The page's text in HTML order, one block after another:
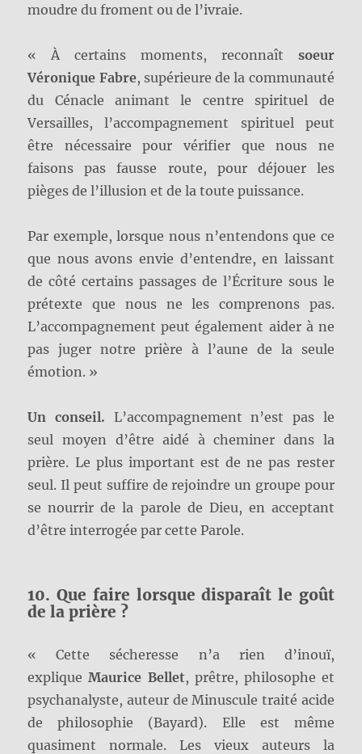
moudre du froment ou de l’ivraie.
« À certains moments, reconnaît soeur
Véronique Fabre, supérieure de la communauté
du Cénacle animant le centre spirituel de
Versailles, l’accompagnement spirituel peut
être nécessaire pour vérifier que nous ne
faisons pas fausse route, pour déjouer les
pièges de l’illusion et de la toute puissance.
Par exemple, lorsque nous n’entendons que ce
que nous avons envie d’entendre, en laissant
de côté certains passages de l’Écriture sous le
prétexte que nous ne les comprenons pas.
L’accompagnement peut également aider à ne
pas juger notre prière à l’aune de la seule
émotion. »
Un conseil. L’accompagnement n’est pas le
seul moyen d’être aidé à cheminer dans la
prière. Le plus important est de ne pas rester
seul. Il peut suffire de rejoindre un groupe pour
se nourrir de la parole de Dieu, en acceptant
d’être interrogée par cette Parole.
10. Que faire lorsque disparaît le goût
de la prière ?
« Cette sécheresse n’a rien d’inouï,
expliqueMaurice Bellet, prêtre, philosophe et
psychanalyste, auteur de Minuscule traité acide
de philosophie (Bayard). Elle est même
quasiment normale. Les vieux auteurs la